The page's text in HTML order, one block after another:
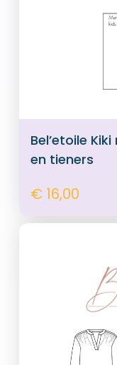
Bel’etoile
en tieners
€ 16,00